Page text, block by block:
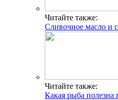
Читайте также:
Сливочное масло и
Читайте также:
Какая рыба